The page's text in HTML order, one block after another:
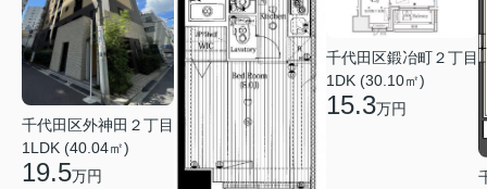
千代田区外神田２丁目
1LDK (40.04㎡)
19.5万円
千代田区鍛冶町２丁目
1DK (30.10㎡)
15.3万円